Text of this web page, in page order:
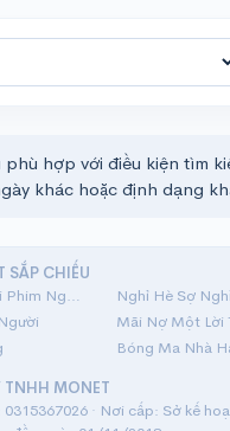
hợp với điều kiện tìm
khác hoặc định dạng
SẮP CHIẾU
Ám: Chuỗi Phim Ngắn Linh Dị
Nghỉ Hè Sợ
Bóng Ma Nhà
TNHH MONET
· Nơi cấp: Sở kế